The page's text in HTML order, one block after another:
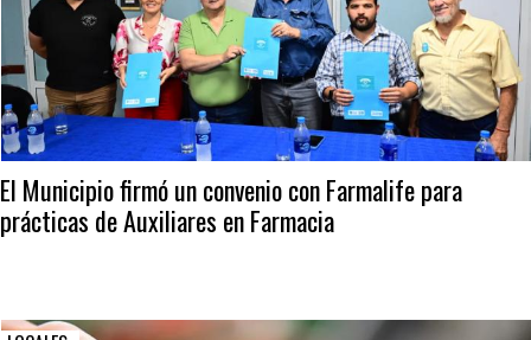
El Municipio firmó un convenio con Farmalife para
prácticas de Auxiliares en Farmacia